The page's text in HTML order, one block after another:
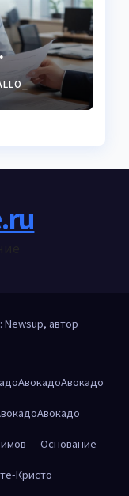
Newsup, автор
АвокадоАвокадо
Авокадо
— Основание
Кристо